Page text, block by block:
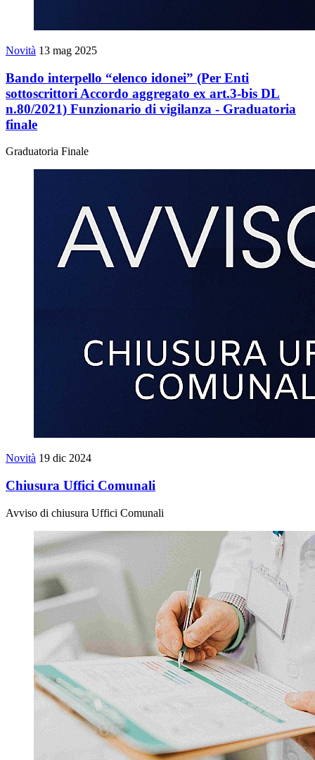
Novità 13 mag 2025
Bando interpello “elenco idonei” (Per Enti
sottoscrittori Accordo aggregato ex art.3-bis DL
n.80/2021) Funzionario di vigilanza - Graduatoria
finale
Graduatoria Finale
Novità 19 dic 2024
Chiusura Uffici Comunali
Avviso di chiusura Uffici Comunali